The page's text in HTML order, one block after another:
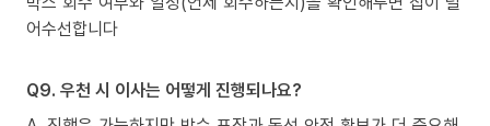
어수선합니다
Q9. 우천 시 이사는 어떻게 진행되나요?